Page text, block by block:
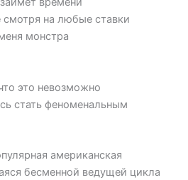
смотря на любые ставки
монстра
это невозможно
стать феноменальным
американская
бесменной ведущей цикла